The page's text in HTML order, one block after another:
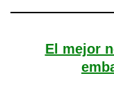
El mejor